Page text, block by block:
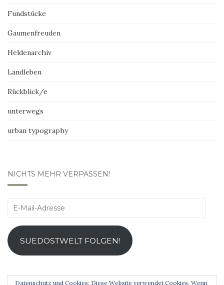
Fundstücke
Gaumenfreuden
Heldenarchiv
Landleben
Rückblick/e
unterwegs
urban typography
NICHTS MEHR VERPASSEN!
E-
Adresse
SUEDOSTWELT FOLGEN!
Datenschutz und Cookies: Diese Website verwendet Cookies. Wenn